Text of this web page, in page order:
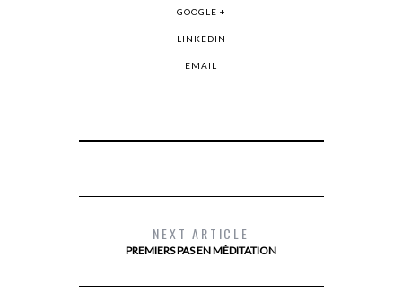
GOOGLE +
LINKEDIN
EMAIL
NEXT ARTICLE
PREMIERS PAS EN MÉDITATION